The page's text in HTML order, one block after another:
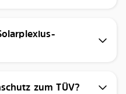
zum TÜV?